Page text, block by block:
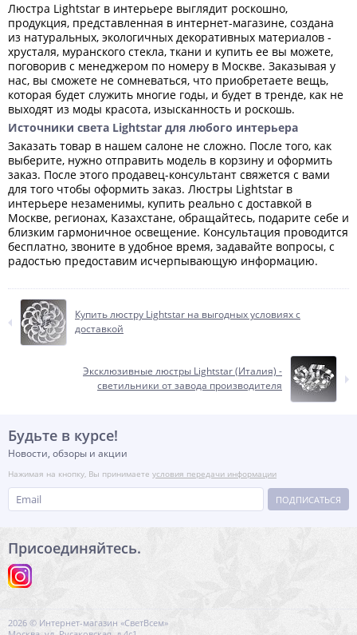
Люстра Lightstar в интерьере выглядит роскошно,
продукция, представленная в интернет-магазине, создана
из натуральных, экологичных декоративных материалов -
хрусталя, муранского стекла, ткани и купить ее вы можете,
поговорив с менеджером по номеру в Москве. Заказывая у
нас, вы сможете не сомневаться, что приобретаете вещь,
которая будет служить многие годы, и будет в тренде, как не
выходят из моды красота, изысканность и роскошь.
Источники света Lightstar для любого интерьера
Заказать товар в нашем салоне не сложно. После того, как
выберите, нужно отправить модель в корзину и оформить
заказ. После этого продавец-консультант свяжется с вами
для того чтобы оформить заказ. Люстры Lightstar в
интерьере незаменимы, купить реально с доставкой в
Москве, регионах, Казахстане, обращайтесь, подарите себе и
близким гармоничное освещение. Консультация проводится
бесплатно, звоните в удобное время, задавайте вопросы, с
радостью предоставим исчерпывающую информацию.
Купить люстру Lightstar на выгодных условиях с
доставкой
Эксклюзивные люстры Lightstar (Италия) -
светильники от завода производителя
Будьте в курсе!
Новости, обзоры и акции
Нажимая на кнопку, Вы принимаете условия передачи информации
ПОДПИСАТЬСЯ
Присоединяйтесь.
2026 © Интернет-магазин «СветВсем»